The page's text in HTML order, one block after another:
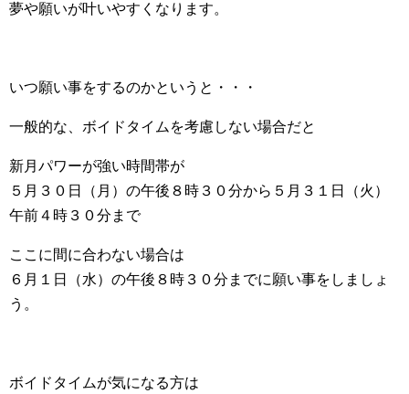
夢や願いが叶いやすくなります。
いつ願い事をするのかというと・・・
一般的な、ボイドタイムを考慮しない場合だと
新月パワーが強い時間帯が
５月３０日（月）の午後８時３０分から５月３１日（火）
午前４時３０分まで
ここに間に合わない場合は
６月１日（水）の午後８時３０分までに願い事をしましょ
う。
ボイドタイムが気になる方は